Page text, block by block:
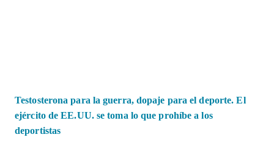
Testosterona para la guerra, dopaje para el deporte. El
ejército de EE.UU. se toma lo que prohíbe a los
deportistas